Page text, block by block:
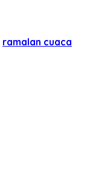
ramalan cuaca